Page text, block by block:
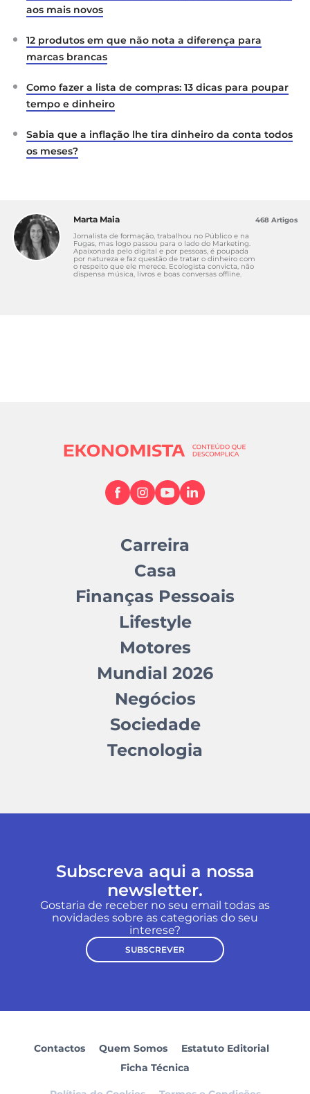
aos mais novos
12 produtos em que não nota a diferença para
marcas brancas
Como fazer a lista de compras: 13 dicas para poupar
tempo e dinheiro
Sabia que a inflação lhe tira dinheiro da conta todos
os meses?
Marta Maia
Jornalista de formação, trabalhou no Público e na
Fugas, mas logo passou para o lado do Marketing.
Apaixonada pelo digital e por pessoas, é poupada
por natureza e faz questão de tratar o dinheiro com
o respeito que ele merece. Ecologista convicta, não
dispensa música, livros e boas conversas offline.
468 Artigos
Carreira
Casa
Finanças Pessoais
Lifestyle
Motores
Mundial 2026
Negócios
Sociedade
Tecnologia
Subscreva aqui a nossa
newsletter.
Gostaria de receber no seu email todas as
novidades sobre as categorias do seu
interese?
SUBSCREVER
Contactos Quem Somos
Estatuto Editorial
Ficha Técnica